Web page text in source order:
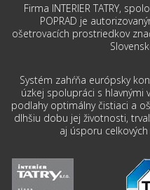
Firma INTERIER TATRY,
POPRAD je
ošetrovacích prostriedkov
Systém zahŕňa európsky
úzkej spolupráci s hlavnými
podlahy optimálny čistiaci a
dlhšiu dobu jej životnosti,
aj úsporu